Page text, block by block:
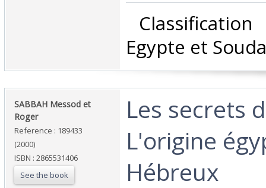
Egypte et
‎SABBAH Messod et
Roger‎
Reference : 189433
(2000)
ISBN : 2865531406
See the book
‎Les secrets
L'origine
Hébreux‎